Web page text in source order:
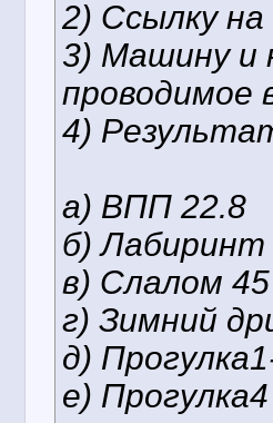
2) Ссылку
3) Машину и
проводимое
4)
а) ВПП 22.8
б) Лабиринт
в) Слалом 45
г) Зимний
д)
е)